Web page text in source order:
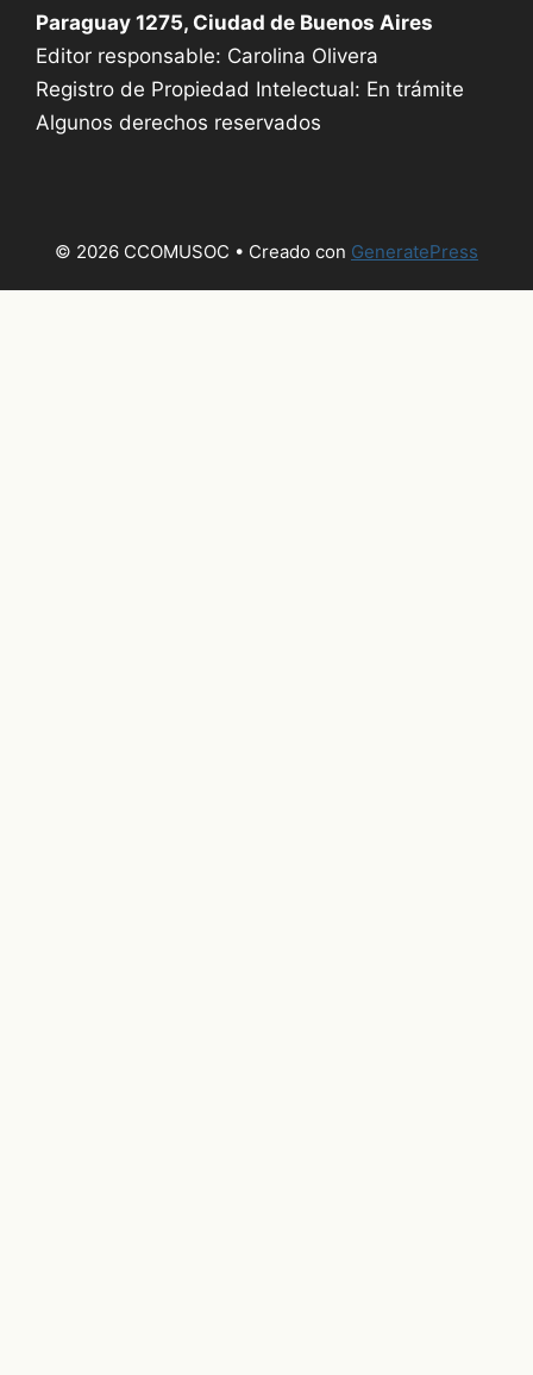
Paraguay 1275, Ciudad de Buenos Aires
Editor responsable: Carolina Olivera
Registro de Propiedad Intelectual: En trámite
Algunos derechos reservados
© 2026 CCOMUSOC • Creado con GeneratePress